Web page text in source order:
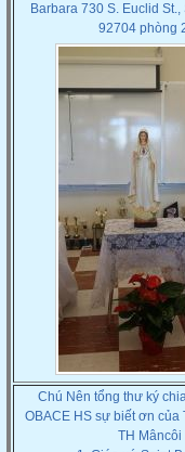
Barbara 730 S. Euclid St.,
92704 phòng
Chú Nên tổng thư ký
OBACE HS sự biết ơn của
TH Mâncôi